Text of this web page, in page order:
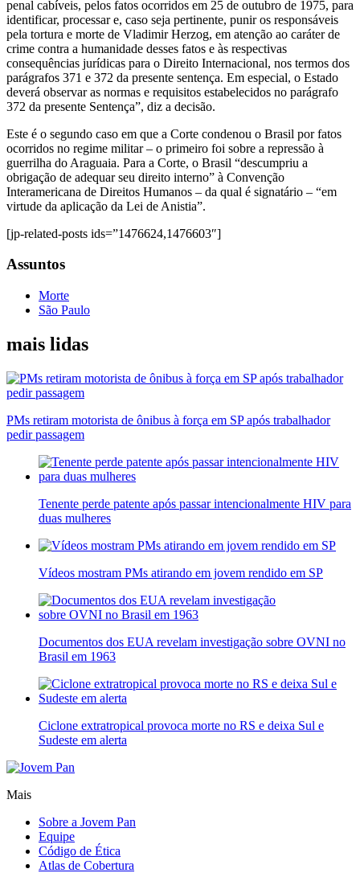
penal cabíveis, pelos fatos ocorridos em 25 de outubro de 1975, para
identificar, processar e, caso seja pertinente, punir os responsáveis
pela tortura e morte de Vladimir Herzog, em atenção ao caráter de
crime contra a humanidade desses fatos e às respectivas
consequências jurídicas para o Direito Internacional, nos termos dos
parágrafos 371 e 372 da presente sentença. Em especial, o Estado
deverá observar as normas e requisitos estabelecidos no parágrafo
372 da presente Sentença”, diz a decisão.
Este é o segundo caso em que a Corte condenou o Brasil por fatos
ocorridos no regime militar – o primeiro foi sobre a repressão à
guerrilha do Araguaia. Para a Corte, o Brasil “descumpriu a
obrigação de adequar seu direito interno” à Convenção
Interamericana de Direitos Humanos – da qual é signatário – “em
virtude da aplicação da Lei de Anistia”.
[jp-related-posts ids=”1476624,1476603″]
Assuntos
Morte
São Paulo
mais lidas
PMs retiram motorista de ônibus à força em SP após trabalhador
pedir passagem
Tenente perde patente após passar intencionalmente HIV para
duas mulheres
Vídeos mostram PMs atirando em jovem rendido em SP
Documentos dos EUA revelam investigação sobre OVNI no
Brasil em 1963
Ciclone extratropical provoca morte no RS e deixa Sul e
Sudeste em alerta
Mais
Sobre a Jovem Pan
Equipe
Código de Ética
Atlas de Cobertura